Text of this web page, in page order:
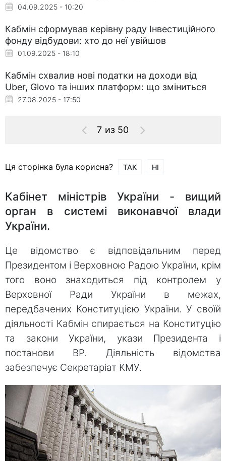
04.09.2025 - 10:20
Кабмін сформував керівну раду Інвестиційного
фонду відбудови: хто до неї увійшов
01.09.2025 - 18:10
Кабмін схвалив нові податки на доходи від
Uber, Glovo та інших платформ: що зміниться
27.08.2025 - 17:50
7 из 50
Ця сторінка була корисна? ТАК НІ
Кабінет міністрів України - вищий
орган в системі виконавчої влади
України.
Це відомство є відповідальним перед
Президентом і Верховною Радою України, крім
того воно знаходиться під контролем у
Верховної Ради України в межах,
передбачених Конституцією України. У своїй
діяльності Кабмін спирається на Конституцію
та закони України, укази Президента і
постанови ВР. Діяльність відомства
забезпечує Секретаріат КМУ.